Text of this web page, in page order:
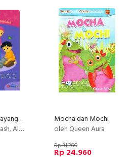
PECI: Semua Sayang Daisy
dkk.
Mocha dan Mochi
oleh Queen Aura
Rp 31.200
Rp 24.960